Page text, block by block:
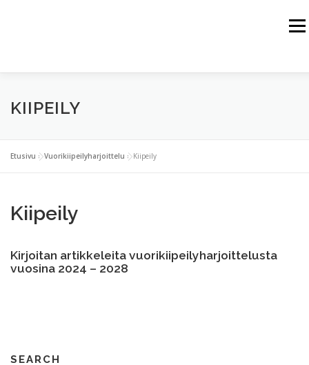
KALLIOVUORET
KIIPEILY
Etusivu »Vuorikiipeilyharjoittelu »Kiipeily
Kiipeily
Kirjoitan artikkeleita vuorikiipeilyharjoittelusta
vuosina 2024 – 2028
SEARCH